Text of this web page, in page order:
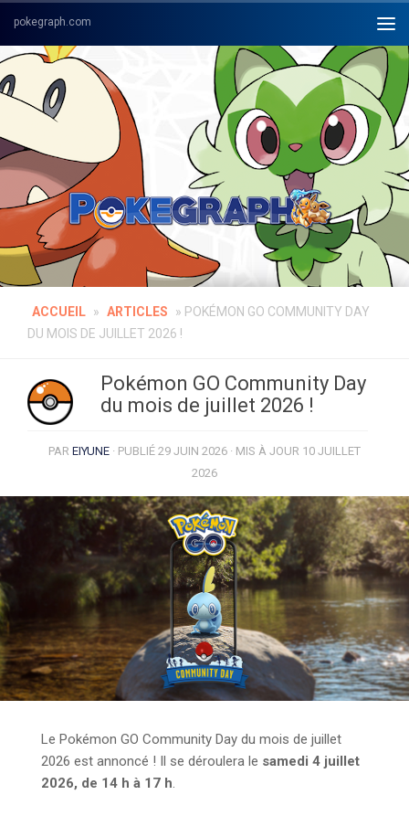
Skip to content
ACCUEIL » ARTICLES » POKÉMON GO COMMUNITY DAY
DU MOIS DE JUILLET 2026 !
Pokémon GO Community Day
du mois de juillet 2026 !
PAR EIYUNE · PUBLIÉ 29 JUIN 2026 · MIS À JOUR 10 JUILLET
2026
Le Pokémon GO Community Day du mois de juillet
2026 est annoncé ! Il se déroulera le samedi 4 juillet
2026, de 14 h à 17 h.